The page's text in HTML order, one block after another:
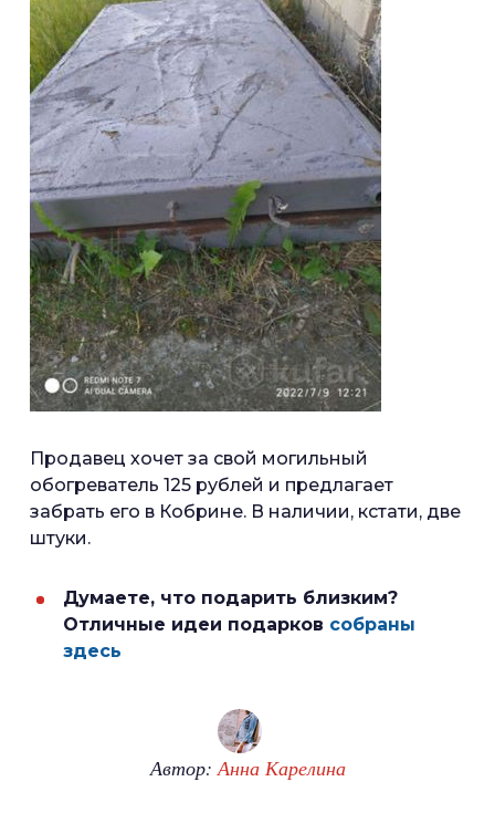
Продавец хочет за свой могильный
обогреватель 125 рублей и предлагает
забрать его в Кобрине. В наличии, кстати, две
штуки.
Думаете, что подарить близким?
Отличные идеи подарков собраны
здесь
Автор:Анна Карелина